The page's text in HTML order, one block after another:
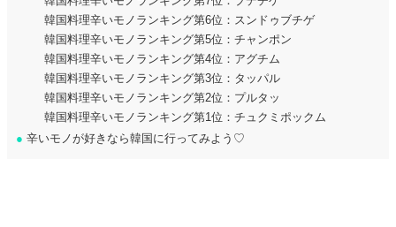
韓国料理辛いモノランキング第6位：スンドゥブチゲ
韓国料理辛いモノランキング第5位：チャンポン
韓国料理辛いモノランキング第4位：アグチム
韓国料理辛いモノランキング第3位：タッパル
韓国料理辛いモノランキング第2位：プルタッ
韓国料理辛いモノランキング第1位：チュクミポックム
● 辛いモノが好きなら韓国に行ってみよう♡